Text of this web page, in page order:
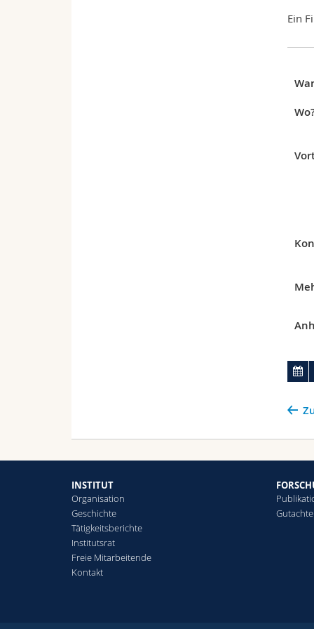
Ein
INSTITUT
Organisation
Geschichte
Tätigkeitsberichte
Institutsrat
Freie Mitarbeitende
Kontakt